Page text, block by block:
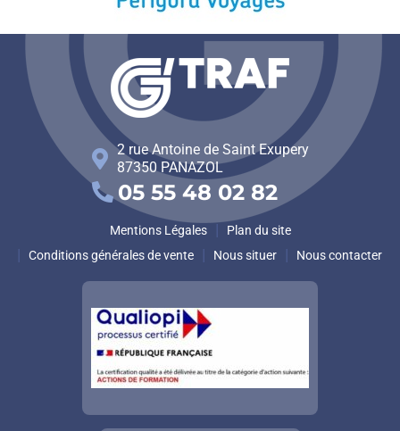
2 rue Antoine de Saint Exupery
87350 PANAZOL
05 55 48 02 82
Mentions Légales
Plan du site
Conditions générales de vente
Nous situer Nous contacter